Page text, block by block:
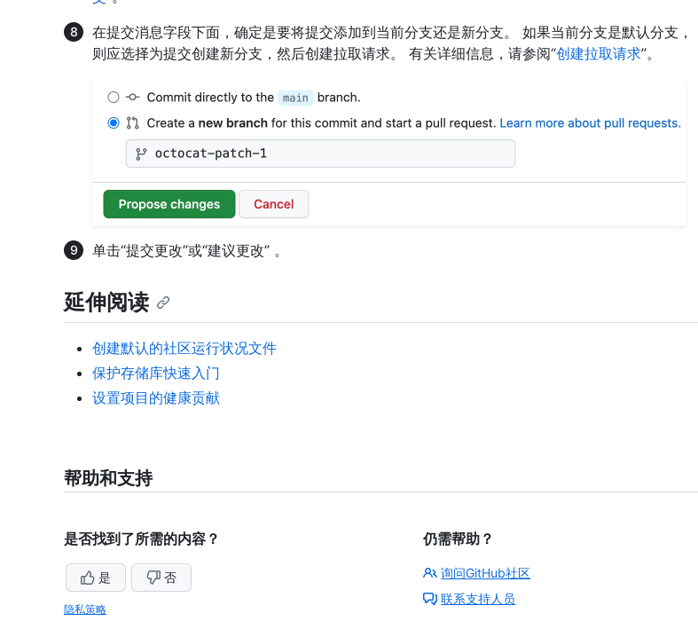
在提交消息字段下面，确定是要将提交添加到当前分支还是新分支。 如果当前分支是默认分支，
则应选择为提交创建新分支，然后创建拉取请求。 有关详细信息，请参阅“创建拉取请求”。
单击“提交更改”或“建议更改” 。
延伸阅读
创建默认的社区运行状况文件
保护存储库快速入门
设置项目的健康贡献
帮助和支持
是否找到了所需的内容？
是 否
隐私策略
仍需帮助？
询问GitHub社区
联系支持人员